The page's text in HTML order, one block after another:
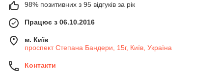
98% позитивних з 95 відгуків за рік
Працює з 06.10.2016
м. Київ
проспект Степана Бандери, 15г, Київ, Україна
Контакти